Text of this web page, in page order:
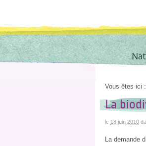
Vous êtes ici :
La
le 18 juin 2010
La demande